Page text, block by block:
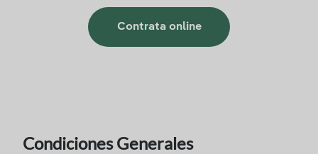
Contrata online
Condiciones Generales